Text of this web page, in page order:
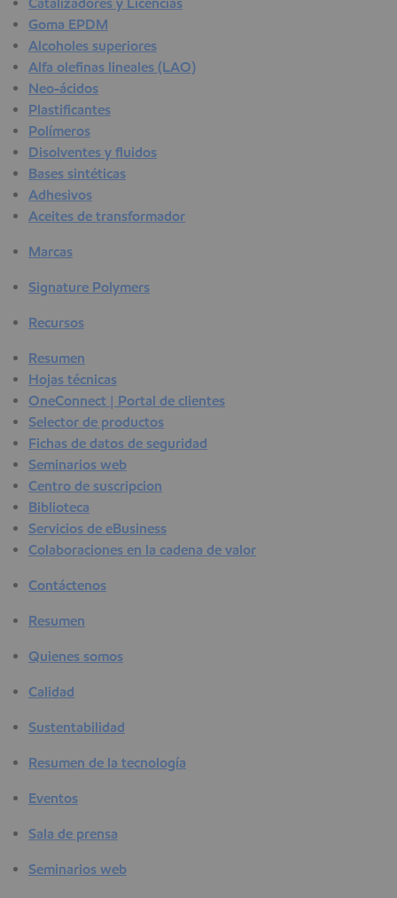
Goma EPDM
Alcoholes superiores
Alfa olefinas lineales (LAO)
Neo-ácidos
Plastificantes
Polímeros
Disolventes y fluidos
Bases sintéticas
Adhesivos
Aceites de transformador
Marcas
Signature Polymers
Recursos
Resumen
Hojas técnicas
OneConnect | Portal de clientes
Selector de productos
Fichas de datos de seguridad
Seminarios web
Centro de suscripcion
Biblioteca
Servicios de eBusiness
Colaboraciones en la cadena de valor
Contáctenos
Resumen
Quienes somos
Calidad
Sustentabilidad
Resumen de la tecnología
Eventos
Sala de prensa
Seminarios web